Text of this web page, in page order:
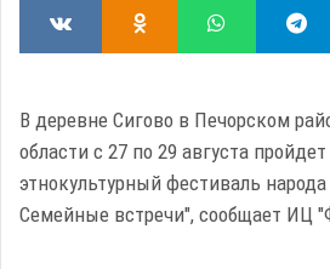
В деревне Сигово в Печорском
области с 27 по 29 августа
этнокультурный фестиваль
Семейные встречи", сообщает ИЦ